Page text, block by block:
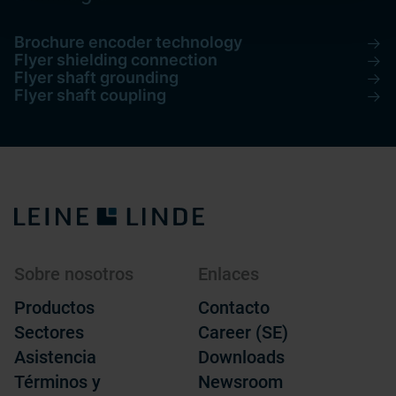
Brochure encoder technology
Flyer shielding connection
Flyer shaft grounding
Flyer shaft coupling
Sobre nosotros
Productos
Sectores
Asistencia
Términos y
Enlaces
Contacto
Career (SE)
Downloads
Newsroom